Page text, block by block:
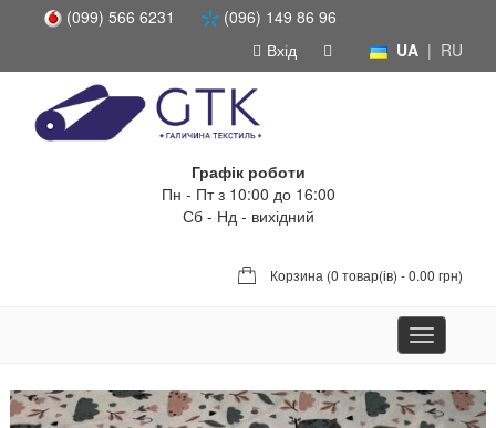
(099) 566 6231
(096) 149 86 96
UA | RU
Вхід
Графік роботи
Пн - Пт з 10:00 до 16:00
Сб - Нд - вихідний
Корзина (0 товар(ів) - 0.00 грн)
Toggle
navigation